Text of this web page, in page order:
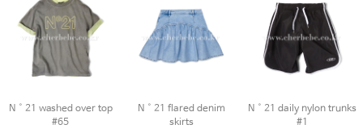
N˚21 washed over top
#65
N˚21 flared denim
skirts
N˚21 daily nylon trunks
#1